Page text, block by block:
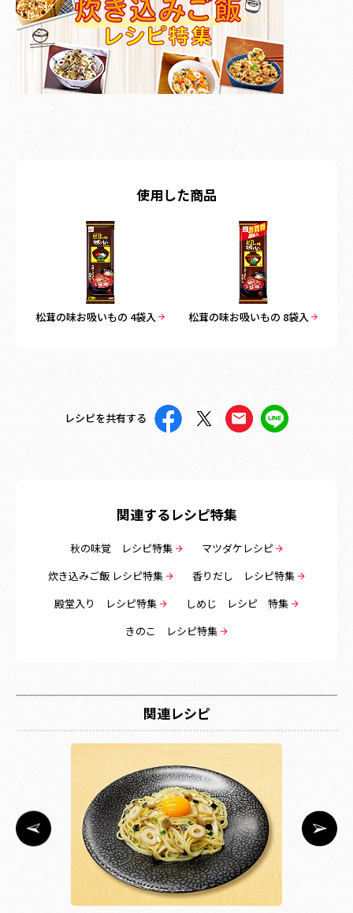
使用した商品
松茸の味お吸いもの 4袋入 松茸の味お吸いもの 8袋入
レシピを共有する
関連するレシピ特集
秋の味覚 レシピ特集
マツダケレシピ
炊き込みご飯 レシピ特集
香りだし レシピ特集
殿堂入り レシピ特集
しめじ レシピ 特集
きのこ レシピ特集
関連レシピ